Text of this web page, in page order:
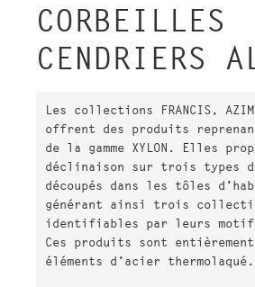
CORBEILLES
CENDRIERS
Les collections FRANCIS,
offrent des produits
de la gamme XYLON. Elles
déclinaison sur trois types
découpés dans les tôles
générant ainsi trois
identifiables par leurs
Ces produits sont
éléments d’acier thermolaqué.